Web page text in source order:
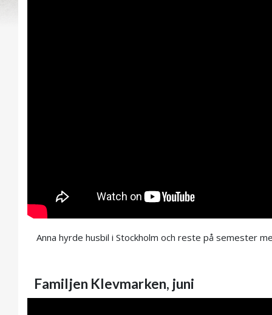
Anna hyrde husbil i Stockholm och reste på semester
Familjen Klevmarken, juni